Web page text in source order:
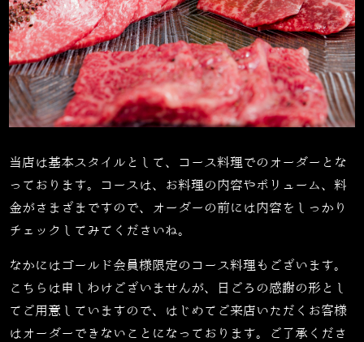
当店は基本スタイルとして、コース料理でのオーダーとな
っております。コースは、お料理の内容やボリューム、料
金がさまざまですので、オーダーの前には内容をしっかり
チェックしてみてくださいね。
なかにはゴールド会員様限定のコース料理もございます。
こちらは申しわけございませんが、日ごろの感謝の形とし
てご用意していますので、はじめてご来店いただくお客様
はオーダーできないことになっております。ご了承くださ